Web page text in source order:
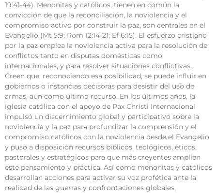
19:41-44). Menonitas y católicos, tienen en común la
convicción de que la reconciliación, la noviolencia y el
compromiso activo por construir la paz, son centrales en el
Evangelio (Mt 5:9; Rom 12:14-21; Ef 6:15). El esfuerzo cristiano
por la paz emplea la noviolencia activa para la resolución de
conflictos tanto en disputas domésticas como
internacionales, y para resolver situaciones conflictivas.
Creen que, reconociendo esa posibilidad, se puede influir en
gobiernos o instancias decisoras para desistir del uso de
armas, aún como último recurso. En los últimos años, la
iglesia católica con el apoyo de Pax Christi Internacional
impulsó un discernimiento global y participativo sobre la
noviolencia y la paz para profundizar la comprensión y el
compromiso católicos con la noviolencia desde el Evangelio
y puso a disposición recursos bíblicos, teológicos, éticos,
pastorales y estratégicos para que más creyentes amplíen
este pensamiento y práctica. Así como menonitas y católicos
desarrollan acciones para activar su voz profética ante la
realidad de las guerras y confrontaciones globales,